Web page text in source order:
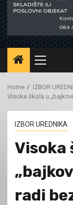
Primary
Menu
Home
IZBOR
Visoka škola u
IZBOR UREDNIKA
Visoka
radi